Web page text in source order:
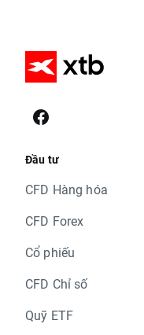
Đầu tư
CFD Hàng hóa
CFD Forex
Cổ phiếu
CFD Chỉ số
Quỹ ETF